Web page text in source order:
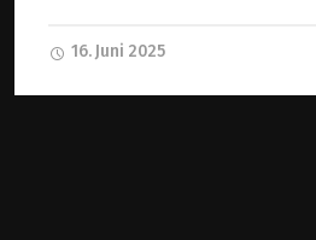
16. Juni 2025